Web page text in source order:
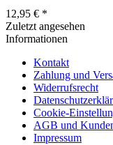
12,95 € *
Zuletzt angesehen
Informationen
Kontakt
Zahlung und
Widerrufsrecht
Cookie-
AGB und
Impressum